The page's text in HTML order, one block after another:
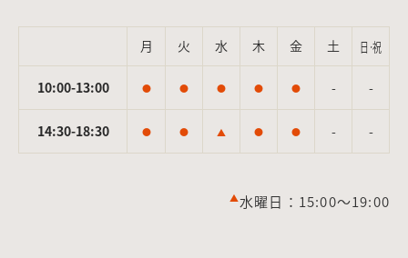
月 火 水 木 金 土 日·祝
10:00-13:00 ● ● ● ● ● - -
14:30-18:30 ● ● ▲ ● ● - -
▲水曜日：15:00～19:00